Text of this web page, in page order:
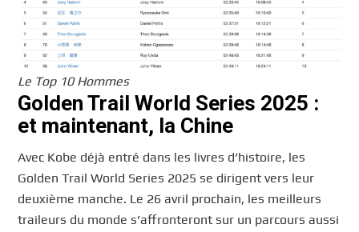
Le Top 10 Hommes
Golden Trail World Series 2025 :
et maintenant, la Chine
Avec Kobe déjà entré dans les livres d’histoire, les
Golden Trail World Series 2025 se dirigent vers leur
deuxième manche. Le 26 avril prochain, les meilleurs
traileurs du monde s’affronteront sur un parcours aussi